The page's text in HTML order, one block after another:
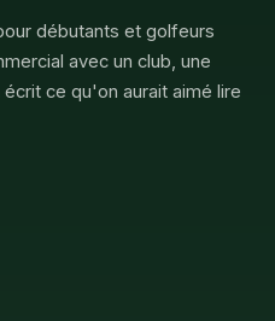
débutants et golfeurs
avec un club, une
ce qu'on aurait aimé lire